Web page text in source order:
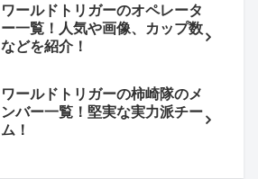
ワールドトリガーのオペレータ
ー一覧！人気や画像、カップ数
などを紹介！
ワールドトリガーの柿崎隊のメ
ンバー一覧！堅実な実力派チー
ム！